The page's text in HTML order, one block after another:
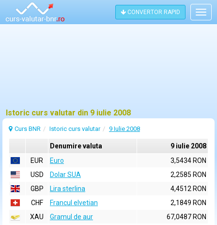
CONVERTOR RAPID
Istoric curs valutar din 9 iulie 2008
Curs BNR Istoric curs valutar 9 Iulie 2008
Denumire valuta
9 iulie 2008
EUR
Euro
3,5434 RON
USD
Dolar SUA
2,2585 RON
GBP
Lira sterlina
4,4512 RON
CHF
Francul elvetian
2,1849 RON
XAU
Gramul de aur
67,0487 RON